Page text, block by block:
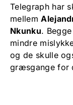
Telegraph har
mellem
Nkunku.
mindre
og de skulle
græsgange for